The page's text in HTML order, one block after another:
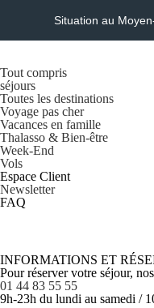
Situation au
Tout compris
séjours
Toutes les destinations
Voyage pas cher
Vacances en famille
Thalasso & Bien-être
Week-End
Vols
Espace Client
Newsletter
FAQ
INFORMATIONS ET
Pour réserver votre séjour,
01 44 83 55 55
9h-23h du lundi au samedi /